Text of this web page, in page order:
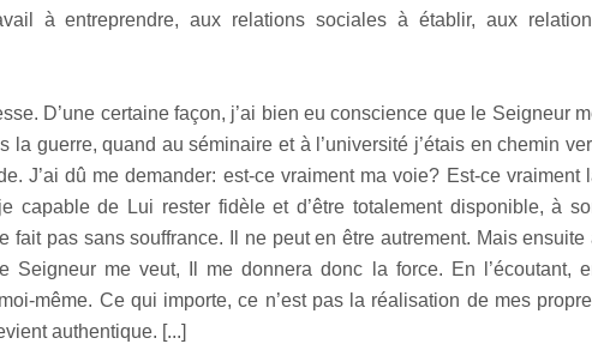
à entreprendre, aux relations sociales à établir, aux
D’une certaine façon, j’ai bien eu conscience que le Seigneur
la guerre, quand au séminaire et à l’université j’étais en chemin
J’ai dû me demander: est-ce vraiment ma voie? Est-ce vraiment
capable de Lui rester fidèle et d’être totalement disponible, à
fait pas sans souffrance. Il ne peut en être autrement. Mais ensuite
Seigneur me veut, Il me donnera donc la force. En l’écoutant,
même. Ce qui importe, ce n’est pas la réalisation de mes
authentique. [...]